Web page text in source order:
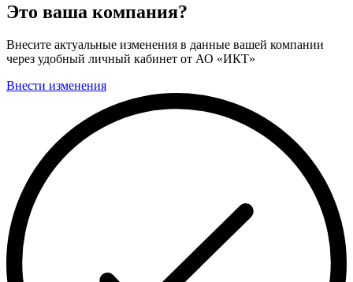
Это ваша компания?
Внесите актуальные изменения в данные вашей компании
через удобный личный кабинет от АО «ИКТ»
Внести изменения